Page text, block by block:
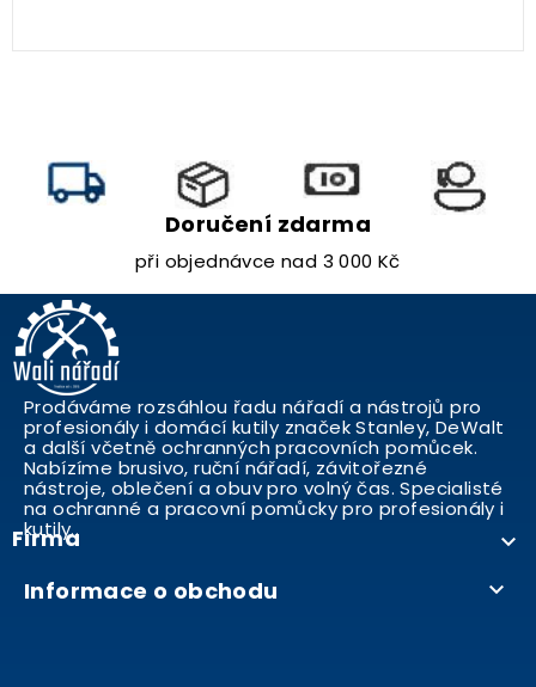
Doručení zdarma
při objednávce nad 3 000 Kč
Prodáváme rozsáhlou řadu nářadí a nástrojů pro
profesionály i domácí kutily značek Stanley, DeWalt
a další včetně ochranných pracovních pomůcek.
Nabízíme brusivo, ruční nářadí, závitořezné
nástroje, oblečení a obuv pro volný čas. Specialisté
na ochranné a pracovní pomůcky pro profesionály i
kutily..
Firma 
Informace o obchodu 